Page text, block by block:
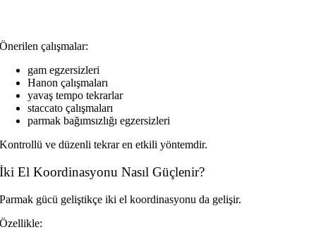
Önerilen çalışmalar:
gam egzersizleri
Hanon çalışmaları
yavaş tempo tekrarlar
staccato çalışmaları
parmak bağımsızlığı egzersizleri
Kontrollü ve düzenli tekrar en etkili yöntemdir.
İki El Koordinasyonu Nasıl Güçlenir?
Parmak gücü geliştikçe iki el koordinasyonu da gelişir.
Özellikle: